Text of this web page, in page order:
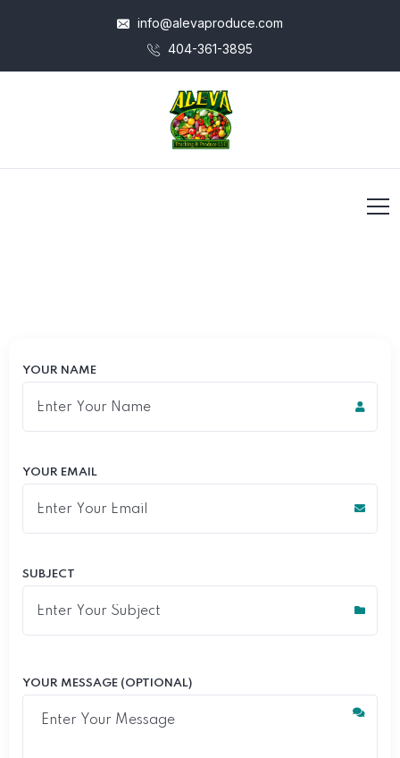
info@alevaproduce.com
404-361-3895
YOUR NAME
YOUR EMAIL
SUBJECT
YOUR MESSAGE (OPTIONAL)